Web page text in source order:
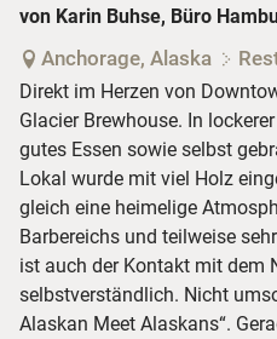
von Karin Buhse, Büro
Anchorage, Alaska
Direkt im Herzen von
Glacier Brewhouse. In
gutes Essen sowie selbst
Lokal wurde mit viel Holz
gleich eine heimelige
Barbereichs und teilweise
ist auch der Kontakt mit dem
selbstverständlich. Nicht
Alaskan Meet Alaskans“.